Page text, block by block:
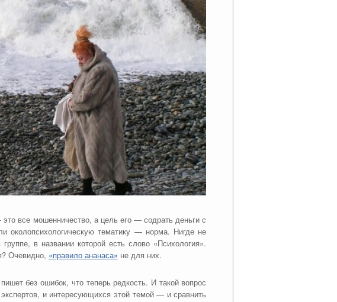
все мошенничество, а цель его — содрать деньги с
тематику — норма. Нигде не
в названии которой есть слово «Психология».
Очевидно, «правило ананаса» не для них.
без ошибок, что теперь редкость. И такой вопрос
и интересующихся этой темой — и сравнить